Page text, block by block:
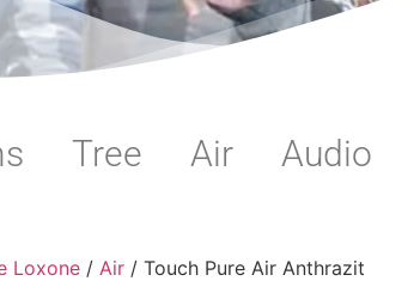
Tree Air Audio
Loxone / Air / Touch Pure Air Anthrazit